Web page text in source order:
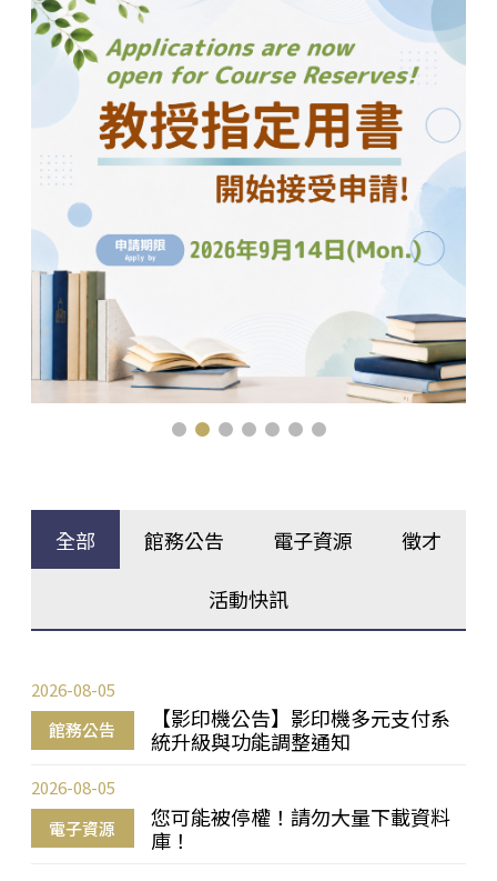
全部 館務公告 電子資源 徵才
活動快訊
館務公告
【影印機公告】影印機多元支付系
統升級與功能調整通知
2026-08-05
電子資源
您可能被停權！請勿大量下載資料
庫！
2026-08-05